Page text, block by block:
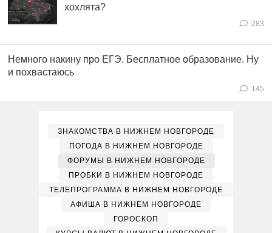
хохлята?
283
Немного накину про ЕГЭ. Бесплатное образование. Ну
и похвастаюсь
145
ЗНАКОМСТВА В НИЖНЕМ НОВГОРОДЕ
ПОГОДА В НИЖНЕМ НОВГОРОДЕ
ФОРУМЫ В НИЖНЕМ НОВГОРОДЕ
ПРОБКИ В НИЖНЕМ НОВГОРОДЕ
ТЕЛЕПРОГРАММА В НИЖНЕМ НОВГОРОДЕ
АФИША В НИЖНЕМ НОВГОРОДЕ
ГОРОСКОП